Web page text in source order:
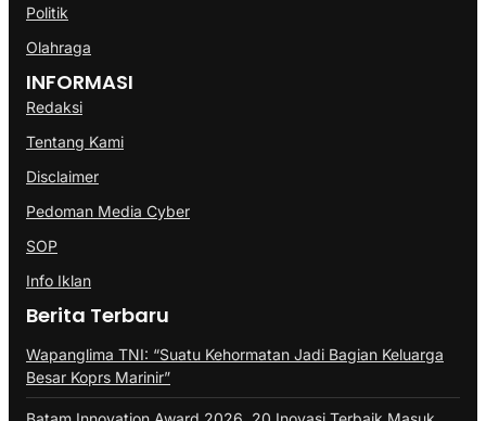
Politik
Olahraga
INFORMASI
Redaksi
Tentang Kami
Disclaimer
Pedoman Media Cyber
SOP
Info Iklan
Berita Terbaru
Wapanglima TNI: “Suatu Kehormatan Jadi Bagian Keluarga
Besar Koprs Marinir”